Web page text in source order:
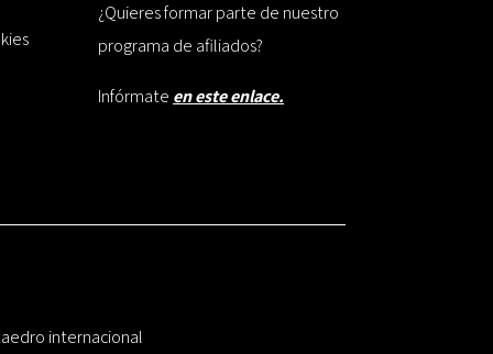
¿Quieres formar parte de nuestro
programa de afiliados?
Infórmate en este enlace.
internacional